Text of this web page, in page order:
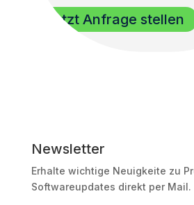
Jetzt Anfrage stellen
Newsletter
Erhalte wichtige Neuigkeite zu
Softwareupdates direkt per Mail.